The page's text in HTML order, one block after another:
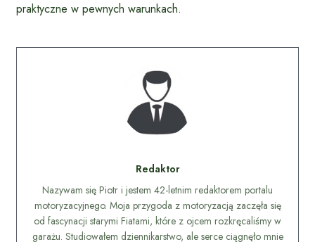
praktyczne w pewnych warunkach.
Redaktor
Nazywam się Piotr i jestem 42-letnim redaktorem portalu
motoryzacyjnego. Moja przygoda z motoryzacją zaczęła się
od fascynacji starymi Fiatami, które z ojcem rozkręcaliśmy w
garażu. Studiowałem dziennikarstwo, ale serce ciągnęło mnie